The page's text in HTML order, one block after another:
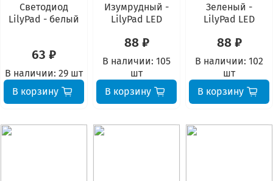
Светодиод
LilyPad - белый
63 ₽
В наличии: 29 шт
В корзину
Изумрудный -
LilyPad LED
88 ₽
В наличии: 105
шт
В корзину
Зеленый -
LilyPad LED
88 ₽
В наличии: 102
шт
В корзину